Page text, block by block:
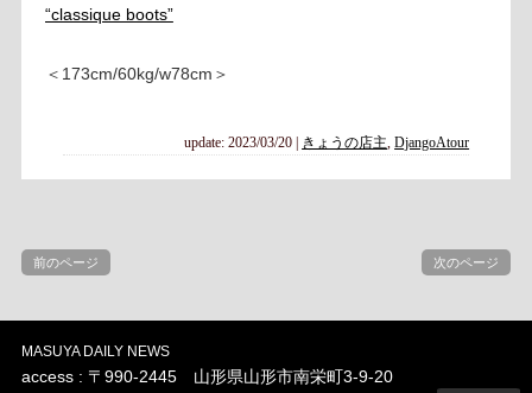
“classique boots”
＜173cm/60kg/w78cm＞
update: 2023/03/20 | きょうの店主 ,DjangoAtour
前のページ 次のページ
MASUYA DAILY NEWS
access : 〒990-2445 山形県山形市南栄町3-9-20